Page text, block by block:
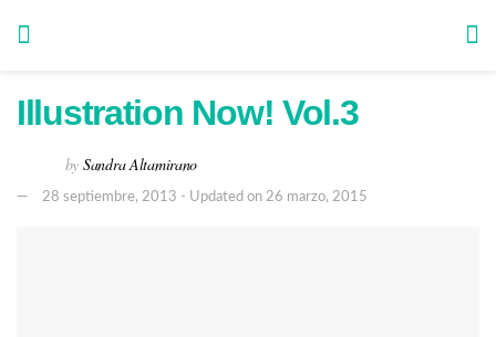
Illustration Now! Vol.3
by Sandra Altamirano
28 septiembre, 2013 - Updated on 26 marzo, 2015